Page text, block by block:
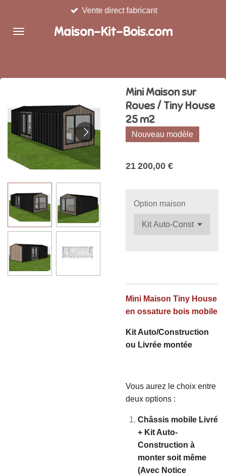
contenu
Maison-Kit-Bois.com
Vente direct fabricant
Mini Maison sur
Roues / Tiny House
25 m2
Nouveau modèle
21 200,00 €
Option maison
Mini Maison Tiny House
en ossature bois mobile
Kit Auto/Construction
ou Livrée montée
Vous aurez le choix entre
deux options :
Châssis mobile Livré
+ Kit Auto-
Construction à
monter soit même
(Avec Notice